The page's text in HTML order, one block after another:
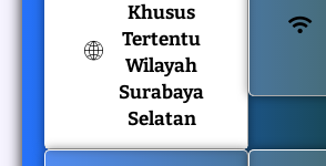
Khusus
Tertentu
Wilayah
Surabaya
Selatan